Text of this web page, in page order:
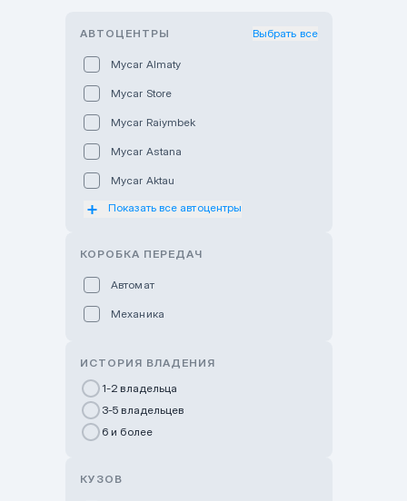
АВТОЦЕНТРЫ Выбрать все
Mycar Almaty
Mycar Store
Mycar Raiymbek
Mycar Astana
Mycar Aktau
Mycar Uralsk
GWM Nurly Zhol
Chery Astana
Показать все автоцентры
КОРОБКА ПЕРЕДАЧ
Автомат
Механика
ИСТОРИЯ ВЛАДЕНИЯ
1-2 владельца
3-5 владельцев
6 и более
КУЗОВ